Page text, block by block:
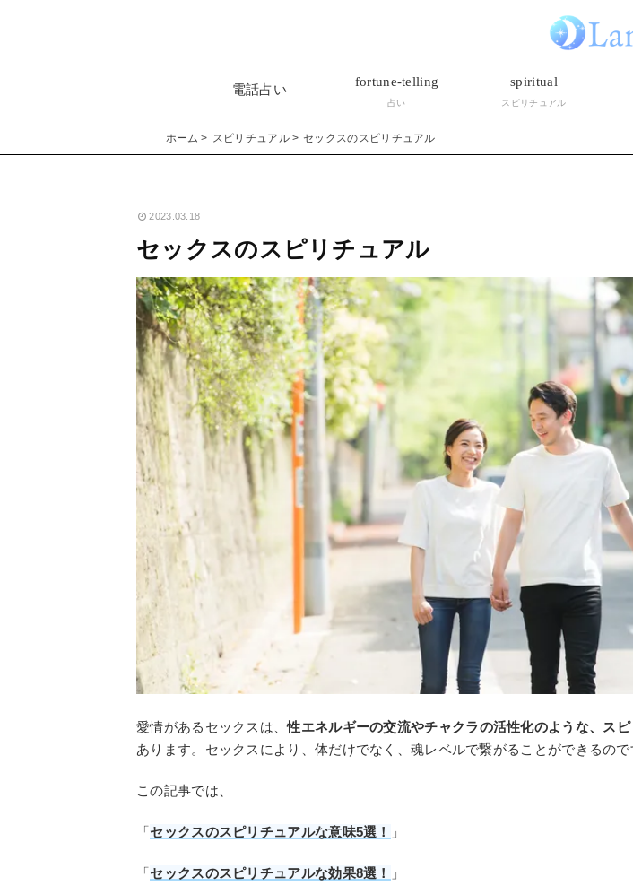
電話占い
fortune-telling
占い
spiritual
スピリチュアル
ホーム スピリチュアル セックスのスピリチュアル
2023.03.18
セックスのスピリチュアル
愛情があるセックスは、性エネルギーの交流やチャクラの活性化のような、ス
あります。セックスにより、体だけでなく、魂レベルで繋がることができるので
この記事では、
「セックスのスピリチュアルな意味5選！ 」
「セックスのスピリチュアルな効果8選！ 」